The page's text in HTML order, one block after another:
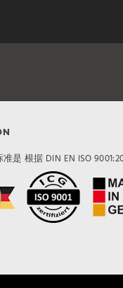
是 根据 DIN EN ISO